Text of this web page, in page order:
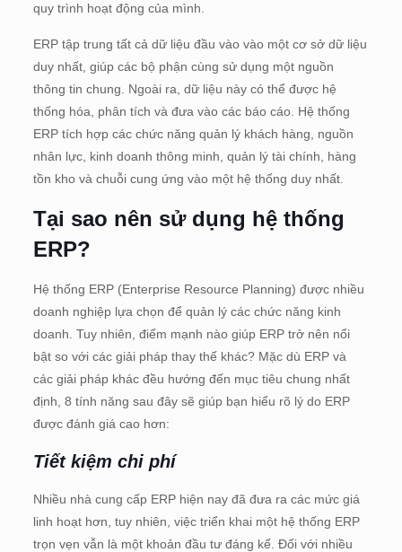
quy trình hoạt động của mình.
ERP tập trung tất cả dữ liệu đầu vào vào một cơ sở dữ liệu
duy nhất, giúp các bộ phận cùng sử dụng một nguồn
thông tin chung. Ngoài ra, dữ liệu này có thể được hệ
thống hóa, phân tích và đưa vào các báo cáo. Hệ thống
ERP tích hợp các chức năng quản lý khách hàng, nguồn
nhân lực, kinh doanh thông minh, quản lý tài chính, hàng
tồn kho và chuỗi cung ứng vào một hệ thống duy nhất.
Tại sao nên sử dụng hệ thống
ERP?
Hệ thống ERP (Enterprise Resource Planning) được nhiều
doanh nghiệp lựa chọn để quản lý các chức năng kinh
doanh. Tuy nhiên, điểm mạnh nào giúp ERP trở nên nổi
bật so với các giải pháp thay thế khác? Mặc dù ERP và
các giải pháp khác đều hướng đến mục tiêu chung nhất
định, 8 tính năng sau đây sẽ giúp bạn hiểu rõ lý do ERP
được đánh giá cao hơn:
Tiết kiệm chi phí
Nhiều nhà cung cấp ERP hiện nay đã đưa ra các mức giá
linh hoạt hơn, tuy nhiên, việc triển khai một hệ thống ERP
trọn vẹn vẫn là một khoản đầu tư đáng kể. Đối với nhiều